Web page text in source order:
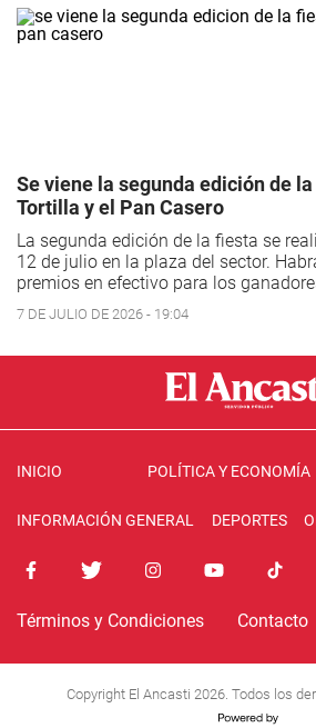
Se viene la segunda edición de
Tortilla y el Pan Casero
La segunda edición de la fiesta se
12 de julio en la plaza del sector.
premios en efectivo para los
7 DE JULIO DE 2026 - 19:04
INICIO POLÍTICA Y ECONOMÍA
INFORMACIÓN GENERAL DEPORTES
Términos y Condiciones Contacto
Copyright El Ancasti 2026. Todos los